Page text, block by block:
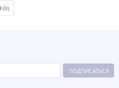
(0)
ПОДПИСАТЬСЯ